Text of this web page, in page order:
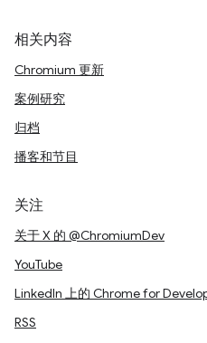
相关内容
Chromium 更新
案例研究
归档
播客和节目
关注
关于 X 的 @ChromiumDev
YouTube
LinkedIn 上的 Chrome for
RSS